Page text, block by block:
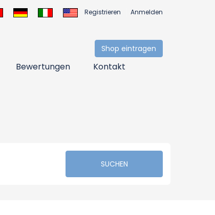
Registrieren Anmelden
Shop eintragen
Bewertungen Kontakt
SUCHEN